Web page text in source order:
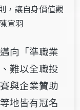
，讓自身價值觀
宣羽
向「準職業
難以全職投
與企業贊助
地皆有冠名